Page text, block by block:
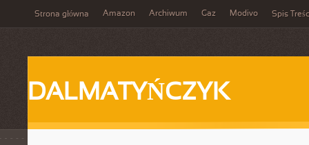
Strona główna Amazon Archiwum Gaz Modivo Spis
DALMATYŃCZYK